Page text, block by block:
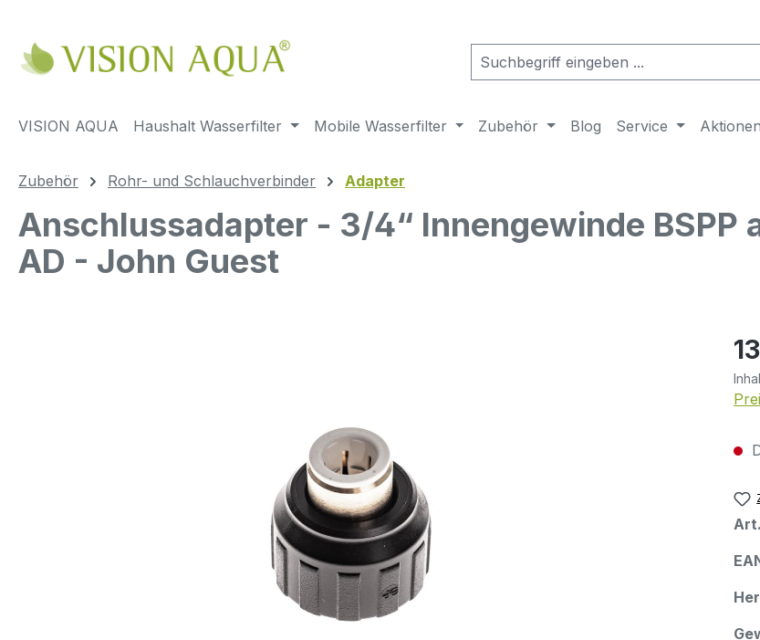
VISION AQUA Haushalt Wasserfilter Mobile Wasserfilter Zubehör Blog Service
Zubehör Rohr- und Schlauchverbinder Adapter
Anschlussadapter - 3/4“ Innengewinde BSPP
AD - John Guest